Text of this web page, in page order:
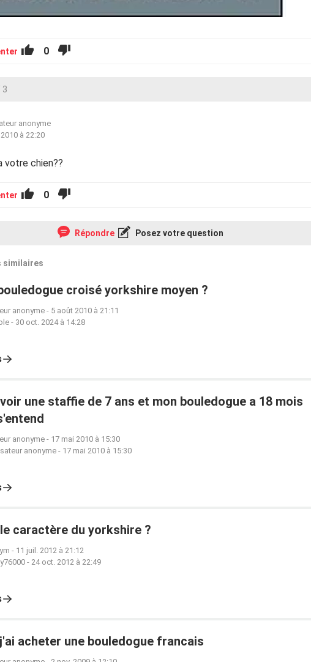
0
3
anonyme
à 22:20
votre chien??
0
Répondre Posez votre question
similaires
croisé yorkshire moyen ?
anonyme - 5 août 2010 à 21:11
- 30 oct. 2024 à 14:28
une staffie de 7 ans et mon bouledogue a 18 mois
anonyme - 17 mai 2010 à 15:30
anonyme - 17 mai 2010 à 15:30
caractère du yorkshire ?
- 11 juil. 2012 à 21:12
- 24 oct. 2012 à 22:49
acheter une bouledogue francais